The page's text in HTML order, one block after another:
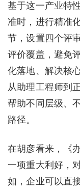
基于这一产业特
准时，进行精准
节，设置四个评
评价覆盖，避免
化落地、解决核
从助理工程师到
帮助不同层级、
路径。
在胡彦看来，《
一项重大利好，
如，企业可以直